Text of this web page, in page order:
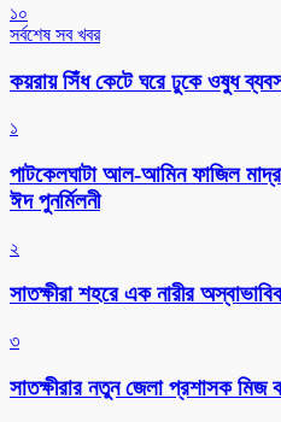
১০
সর্বশেষ সব খবর
কয়রায় সিঁধ কেটে ঘরে ঢুকে ওষুধ
১
পাটকেলঘাটা আল-আমিন ফাজিল
ঈদ পুনর্মিলনী
২
সাতক্ষীরা শহরে এক নারীর
৩
সাতক্ষীরার নতুন জেলা প্রশাসক